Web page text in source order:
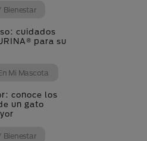
Bienestar
cuidados
para su
Mi Mascota
conoce los
un gato
Bienestar